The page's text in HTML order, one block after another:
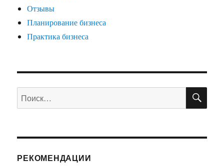
Отзывы
Планирование бизнеса
Практика бизнеса
Искать:
РЕКОМЕНДАЦИИ